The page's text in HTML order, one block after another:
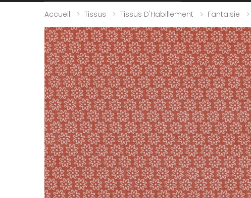
Accueil Tissus Tissus D'Habillement Fantaisie